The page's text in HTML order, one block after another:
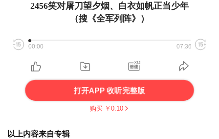
2456笑对屠刀望夕烟、白衣如帆正当少年
（搜《全军列阵》）
00:00 07:36
打开APP 收听完整版
购买 ￥ 0.10
以上内容来自专辑